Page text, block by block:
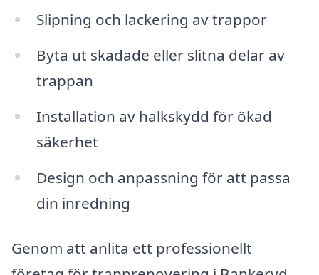
Slipning och lackering av trappor
Byta ut skadade eller slitna delar av
trappan
Installation av halkskydd för ökad
säkerhet
Design och anpassning för att passa
din inredning
Genom att anlita ett professionellt